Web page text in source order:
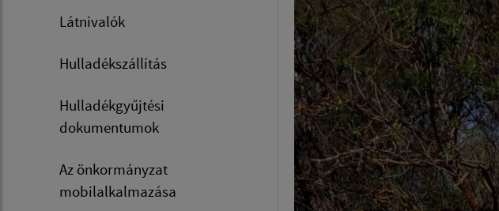
Látnivalók
Hulladékszállítás
Hulladékgyűjtési
dokumentumok
Az önkormányzat
mobilalkalmazása